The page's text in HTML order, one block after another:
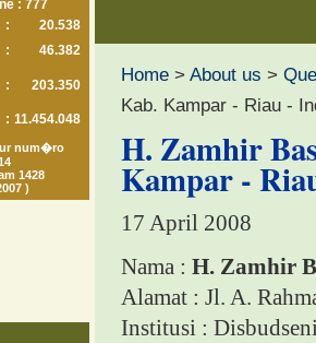
: 777
:
20.538
:
46.382
: 203.350
: 11.454.048
num�ro
1428
)
Home > About us >
Kab. Kampar - Riau -
H. Zamhir
Kampar -
17 April 2008
Nama : H. Zamhir
Alamat : Jl. A.
Institusi :